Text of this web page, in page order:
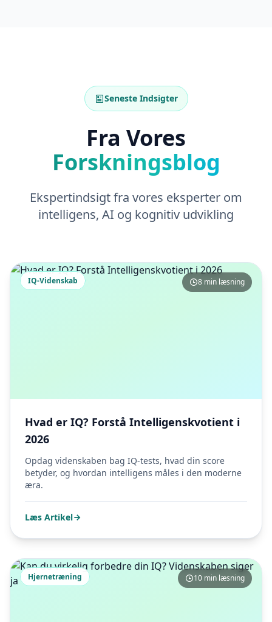
Seneste Indsigter
Fra Vores
Forskningsblog
Ekspertindsigt fra vores eksperter om
intelligens, AI og kognitiv udvikling
IQ-Videnskab 8 min læsning
Hvad er IQ? Forstå Intelligenskvotient i
2026
Opdag videnskaben bag IQ-tests, hvad din score
betyder, og hvordan intelligens måles i den moderne
æra.
Læs Artikel
Hjernetræning 10 min læsning